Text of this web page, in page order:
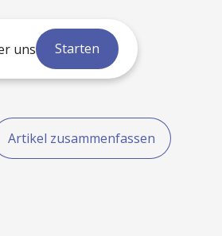
uns Starten
Artikel zusammenfassen